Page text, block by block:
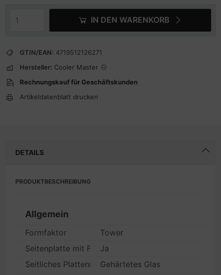
IN DEN WARENKORB
GTIN/EAN: 4719512126271
Hersteller: Cooler Master
Rechnungskauf für Geschäftskunden
Artikeldatenblatt drucken
DETAILS
PRODUKTBESCHREIBUNG
Allgemein
Formfaktor
Tower
Seitenplatte mit Fenster
Ja
Seitliches Plattenmaterial mit Fenster
Gehärtetes Glas